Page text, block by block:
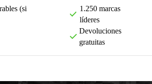
(si
1.250 marcas
líderes
Devoluciones
gratuitas